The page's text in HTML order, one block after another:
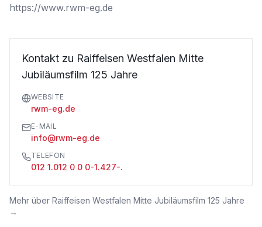
https://www.rwm-eg.de
Kontakt zu Raiffeisen Westfalen Mitte
Jubiläumsfilm 125 Jahre
WEBSITE
rwm-eg.de
E-MAIL
info@rwm-eg.de
TELEFON
012 1.012 0 0 0-1.427-.
Mehr über Raiffeisen Westfalen Mitte Jubiläumsfilm 125 Jahre
→